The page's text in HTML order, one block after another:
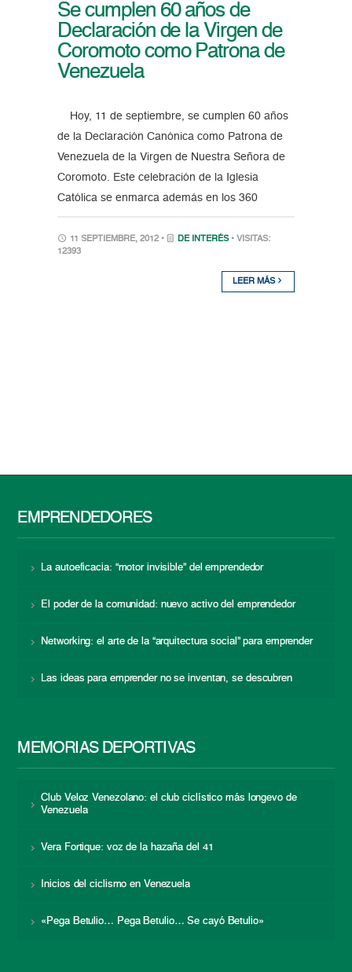
Se cumplen 60 años de
Declaración de la Virgen de
Coromoto como Patrona de
Venezuela
Hoy, 11 de septiembre, se cumplen 60 años
de la Declaración Canónica como Patrona de
Venezuela de la Virgen de Nuestra Señora de
Coromoto. Este celebración de la Iglesia
Católica se enmarca además en los 360
11 SEPTIEMBRE, 2012 • DE INTERÉS • VISITAS:
12393
LEER MÁS
EMPRENDEDORES
La autoeficacia: “motor invisible” del emprendedor
El poder de la comunidad: nuevo activo del emprendedor
Networking: el arte de la “arquitectura social” para emprender
Las ideas para emprender no se inventan, se descubren
MEMORIAS DEPORTIVAS
Club Veloz Venezolano: el club ciclístico más longevo de
Venezuela
Vera Fortique: voz de la hazaña del 41
Inicios del ciclismo en Venezuela
«Pega Betulio… Pega Betulio… Se cayó Betulio»